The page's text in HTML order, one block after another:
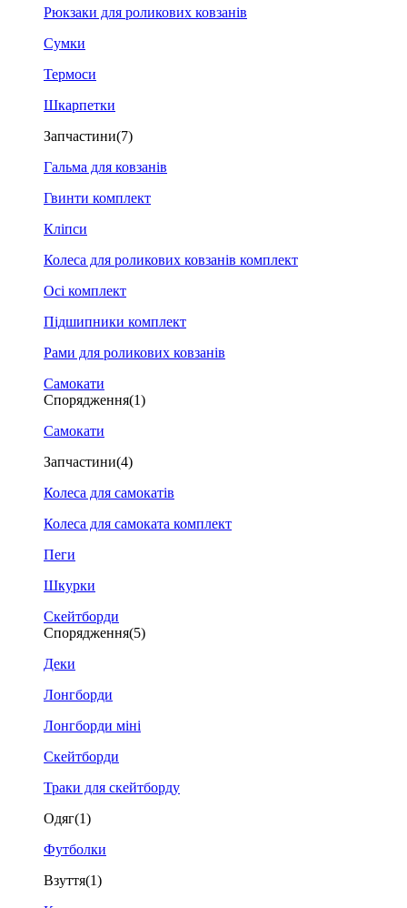
Рюкзаки для роликових ковзанів
Сумки
Термоси
Шкарпетки
Запчастини(7)
Гальма для ковзанів
Гвинти комплект
Кліпси
Колеса для роликових ковзанів комплект
Осі комплект
Підшипники комплект
Рами для роликових ковзанів
Самокати
Спорядження(1)
Самокати
Запчастини(4)
Колеса для самокатів
Колеса для самоката комплект
Пеги
Шкурки
Скейтборди
Спорядження(5)
Деки
Лонгборди
Лонгборди міні
Скейтборди
Траки для скейтборду
Одяг(1)
Футболки
Взуття(1)